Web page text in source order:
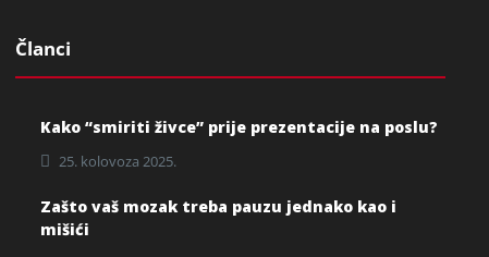
Članci
Kako “smiriti živce” prije prezentacije na poslu?
25. kolovoza 2025.
Zašto vaš mozak treba pauzu jednako kao i
mišići